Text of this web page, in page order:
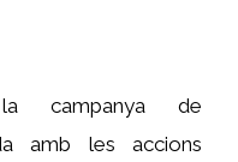
campanya de
amb les accions